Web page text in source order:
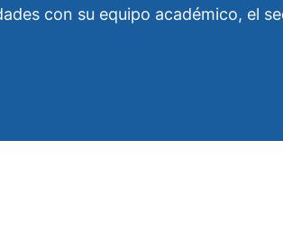
con su equipo académico, el